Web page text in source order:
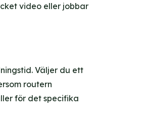
video eller jobbar
Väljer du ett
routern
för det specifika